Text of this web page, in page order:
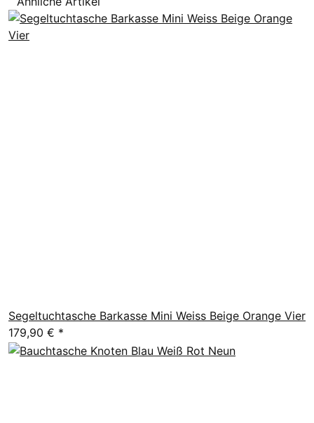
Segeltuchtasche Barkasse Mini Weiss Beige Orange Vier
179,90 € *